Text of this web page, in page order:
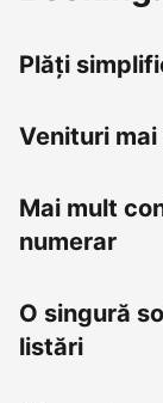
Plăți
Venituri mai
Mai mult
numerar
O singură
listări